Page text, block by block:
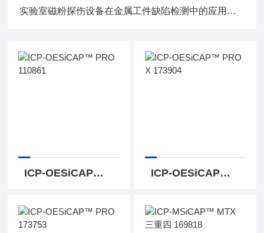
实验室磁粉探伤设备在金属工件缺陷检测中的应用探析
ICP-OESiCAP™ PRO 110861 ICP-OESiCAP™ PRO X 173904